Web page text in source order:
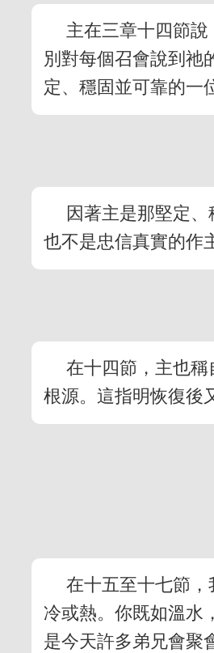
主在三章十四節
別對每個召會說到祂
定、穩固並可靠的一
因著主是那堅定
也不是忠信真實的作
在十四節，主也
根源。這指明恢復後
在十五至十七節
冷或熱。你既如溫水
是今天許多弟兄會聚